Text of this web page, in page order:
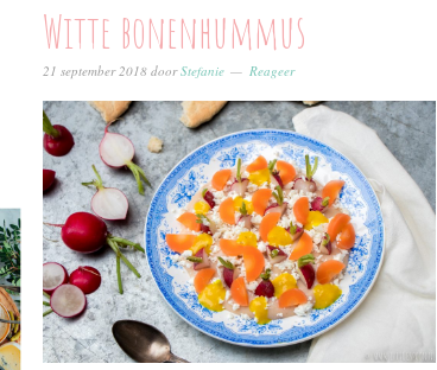
Witte bonenhummus
21 september 2018doorStefanie Reageer